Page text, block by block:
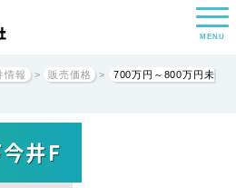
MENU
情報 > 販売価格 >
700万円～800万円未
井F